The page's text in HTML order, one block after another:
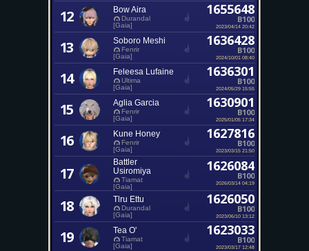
12 Bow Aira
Durandal
[Gaia]
1655648
B100
2023/04/14 20:42
13 Soboro Meshi
Fenrir
[Gaia]
1636428
B100
2024/10/01 08:40
14 Feleesa Lufaine
Ultima
[Gaia]
1636301
B100
2024/05/29 15:55
15 Aglia Garcia
Fenrir
[Gaia]
1630901
B100
2025/01/05 17:34
16 Kune Honey
Fenrir
[Gaia]
1627816
B100
2023/03/15 21:50
17
Battler
Usiromiya
Tiamat
[Gaia]
1626084
B100
2026/03/14 04:19
18 Tlru Ettu
Durandal
[Gaia]
1626050
B100
2023/06/10 13:12
19 Tea O'
Tiamat
[Gaia]
1623033
B100
2023/03/17 12:48